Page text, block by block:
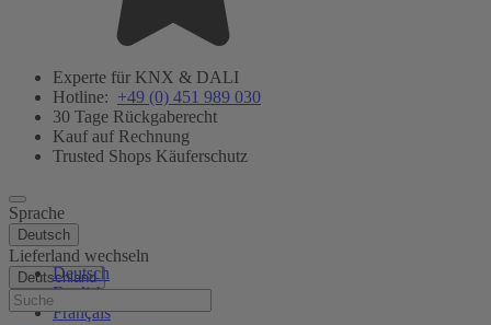
Experte für KNX & DALI
Hotline: +49 (0) 451 989 030
30 Tage Rückgaberecht
Kauf auf Rechnung
Trusted Shops Käuferschutz
Sprache
Deutsch
Deutsch
English
Français
Lieferland wechseln
Deutschland
Hilfe